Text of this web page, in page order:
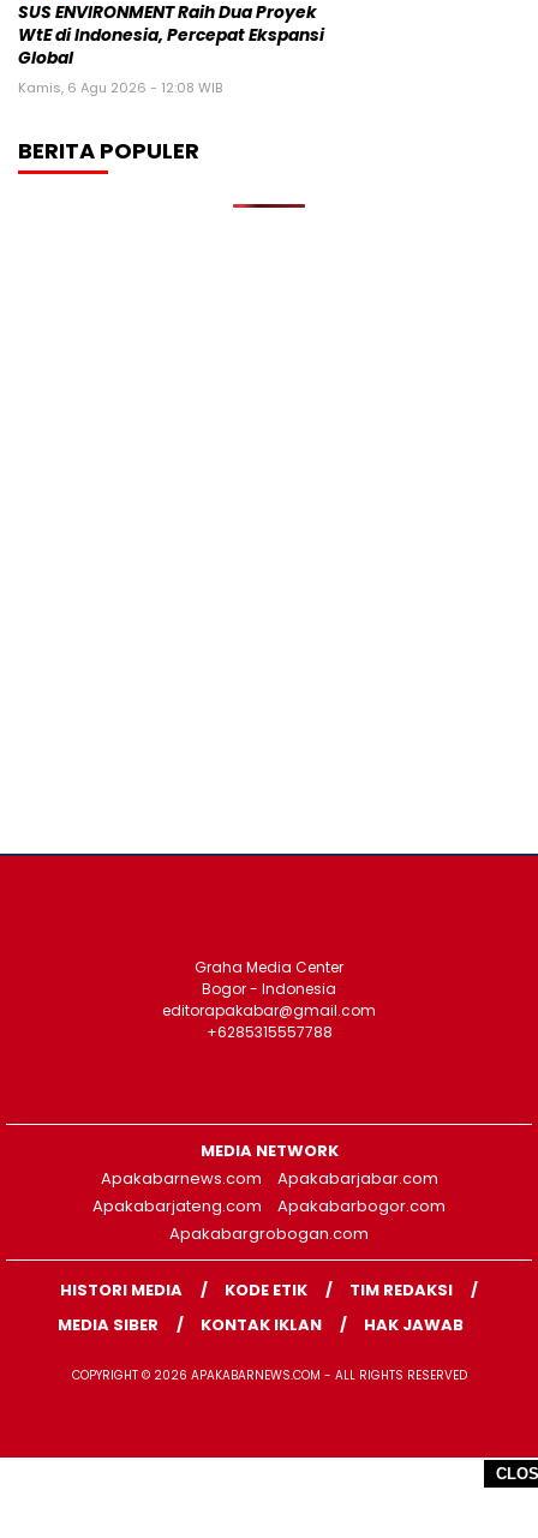
SUS ENVIRONMENT Raih Dua Proyek
WtE di Indonesia, Percepat Ekspansi
Global
Kamis, 6 Agu 2026 - 12:08 WIB
BERITA POPULER
Graha Media Center
Bogor - Indonesia
editorapakabar@gmail.com
+6285315557788
MEDIA NETWORK
Apakabarnews.com
Apakabarjabar.com
Apakabarjateng.com
Apakabarbogor.com
Apakabargrobogan.com
HISTORI MEDIA KODE ETIK
TIM REDAKSI
MEDIA SIBER
KONTAK IKLAN HAK JAWAB
COPYRIGHT © 2026 APAKABARNEWS.COM - ALL RIGHTS RESERVED